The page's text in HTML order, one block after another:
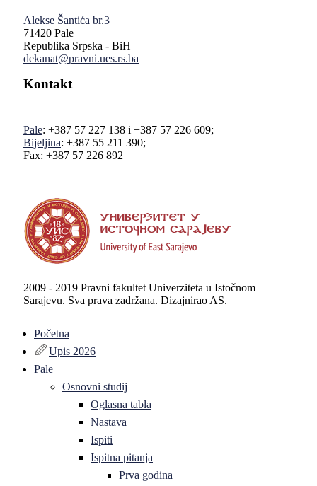
Alekse Šantića br.3
71420 Pale
Republika Srpska - BiH
dekanat@pravni.ues.rs.ba
Kontakt
Pale: +387 57 227 138 i +387 57 226 609;
Bijeljina: +387 55 211 390;
Fax: +387 57 226 892
2009 - 2019 Pravni fakultet Univerziteta u Istočnom
Sarajevu. Sva prava zadržana. Dizajnirao AS.
Početna
Upis 2026
Pale
Osnovni studij
Oglasna tabla
Nastava
Ispiti
Ispitna pitanja
Prva godina